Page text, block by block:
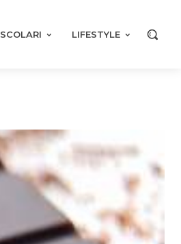
SCOLARI LIFESTYLE